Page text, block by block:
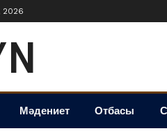
2026
Мәдениет Отбасы